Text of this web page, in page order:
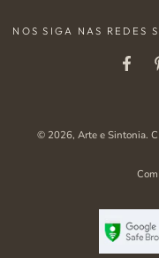
NOS SIGA NAS REDES
© 2026, Arte e Sintonia.